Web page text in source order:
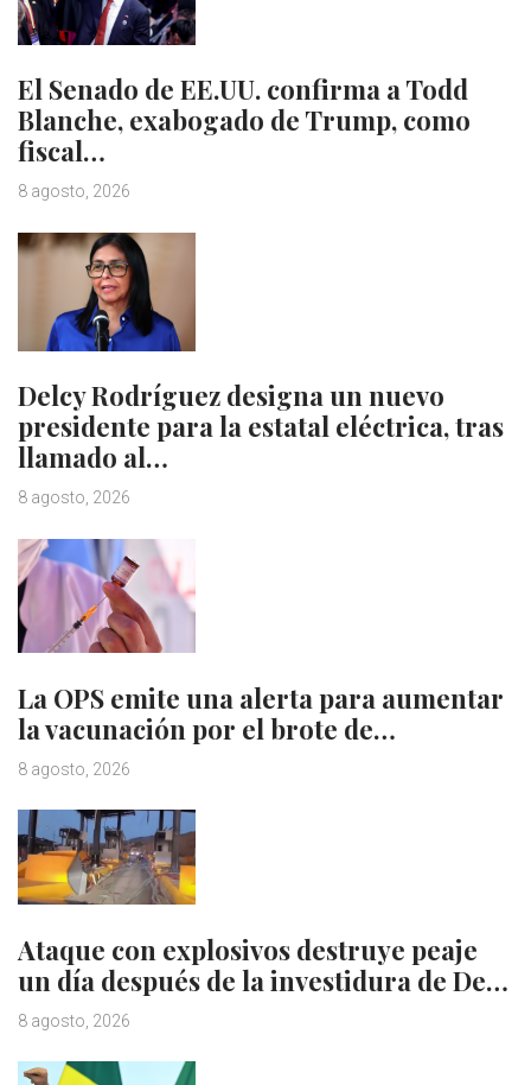
El Senado de EE.UU. confirma a Todd
Blanche, exabogado de Trump, como
fiscal…
8 agosto, 2026
Delcy Rodríguez designa un nuevo
presidente para la estatal eléctrica, tras
llamado al…
8 agosto, 2026
La OPS emite una alerta para aumentar
la vacunación por el brote de…
8 agosto, 2026
Ataque con explosivos destruye peaje
un día después de la investidura de De…
8 agosto, 2026